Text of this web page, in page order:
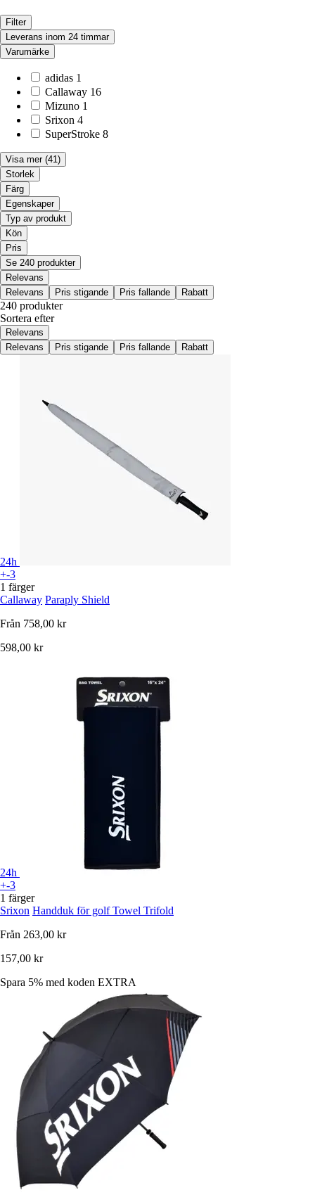
Filter
Leverans inom 24 timmar
Varumärke
adidas 1
Callaway 16
Mizuno 1
Srixon 4
SuperStroke 8
Visa mer (41)
Storlek
Färg
Egenskaper
Typ av produkt
Kön
Pris
Se 240 produkter
Relevans
Relevans
Pris stigande Pris fallande Rabatt
240 produkter
Sortera efter
Relevans
Relevans
Pris stigande Pris fallande Rabatt
24h
+-3
1 färger
Callaway Paraply Shield
Från 758,00 kr
598,00 kr
24h
+-3
1 färger
Srixon Handduk för golf Towel Trifold
Från 263,00 kr
157,00 kr
Spara 5% med koden EXTRA